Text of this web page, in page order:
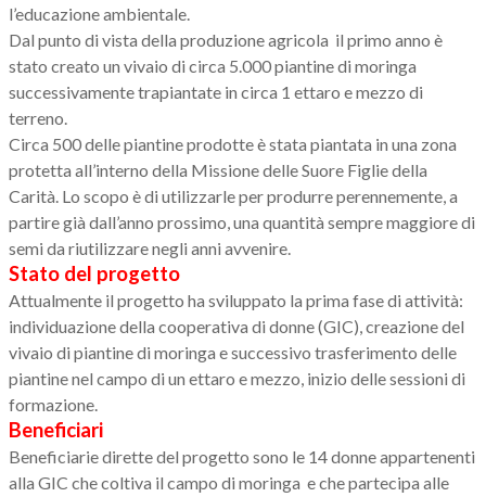
l’educazione ambientale.
Dal punto di vista della produzione agricola il primo anno è
stato creato un vivaio di circa 5.000 piantine di moringa
successivamente trapiantate in circa 1 ettaro e mezzo di
terreno.
Circa 500 delle piantine prodotte è stata piantata in una zona
protetta all’interno della Missione delle Suore Figlie della
Carità. Lo scopo è di utilizzarle per produrre perennemente, a
partire già dall’anno prossimo, una quantità sempre maggiore di
semi da riutilizzare negli anni avvenire.
Stato del progetto
Attualmente il progetto ha sviluppato la prima fase di attività:
individuazione della cooperativa di donne (GIC), creazione del
vivaio di piantine di moringa e successivo trasferimento delle
piantine nel campo di un ettaro e mezzo, inizio delle sessioni di
formazione.
Beneficiari
Beneficiarie dirette del progetto sono le 14 donne appartenenti
alla GIC che coltiva il campo di moringa e che partecipa alle